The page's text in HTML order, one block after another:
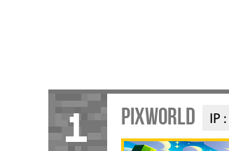
1 Pixworld IP :